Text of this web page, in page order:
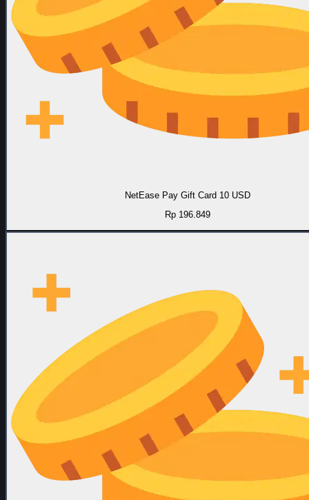
NetEase Pay Gift Card 10 USD
Rp 196.849